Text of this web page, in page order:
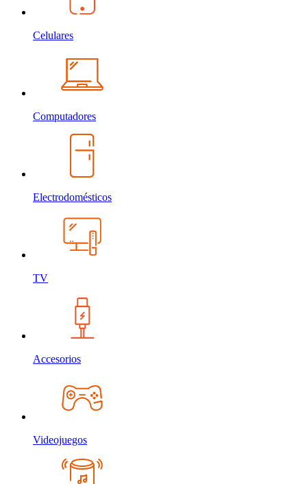
Celulares
Computadores
Electrodomésticos
TV
Accesorios
Videojuegos